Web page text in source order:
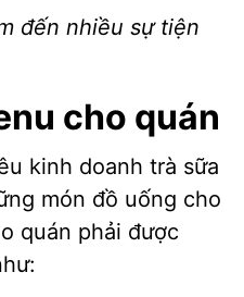
đến nhiều sự tiện
cho quán
kinh doanh trà sữa
món đồ uống cho
quán phải được